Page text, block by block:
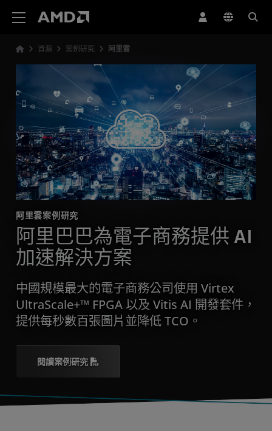
資源 案例研究 阿里雲
阿里雲案例研究
阿里巴巴為電子商務提供 AI
加速解決方案
中國規模最大的電子商務公司使用 Virtex
UltraScale+™ FPGA 以及 Vitis AI 開發套件，
提供每秒數百張圖片並降低 TCO。
閱讀案例研究